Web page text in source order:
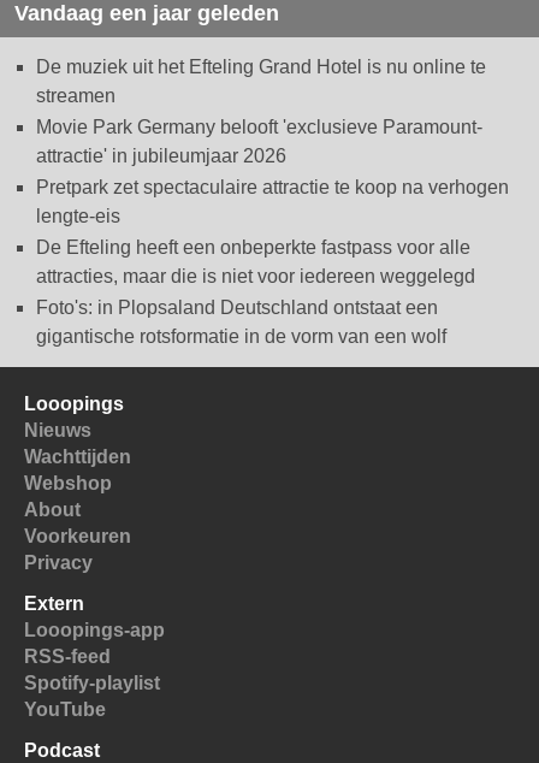
Vandaag een jaar geleden
De muziek uit het Efteling Grand Hotel is nu online te
streamen
Movie Park Germany belooft 'exclusieve Paramount-
attractie' in jubileumjaar 2026
Pretpark zet spectaculaire attractie te koop na verhogen
lengte-eis
De Efteling heeft een onbeperkte fastpass voor alle
attracties, maar die is niet voor iedereen weggelegd
Foto's: in Plopsaland Deutschland ontstaat een
gigantische rotsformatie in de vorm van een wolf
Looopings
Nieuws
Wachttijden
Webshop
About
Voorkeuren
Privacy
Extern
Looopings-app
RSS-feed
Spotify-playlist
YouTube
Podcast